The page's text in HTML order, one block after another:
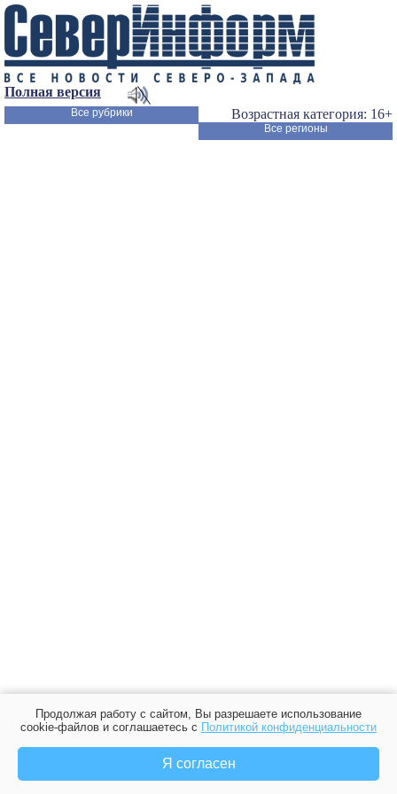
Полная версия
Возрастная категория: 16+
Все рубрики
Все регионы
Продолжая работу с сайтом, Вы разрешаете использование
cookie-файлов и соглашаетесь с Политикой конфиденциальности
Я согласен